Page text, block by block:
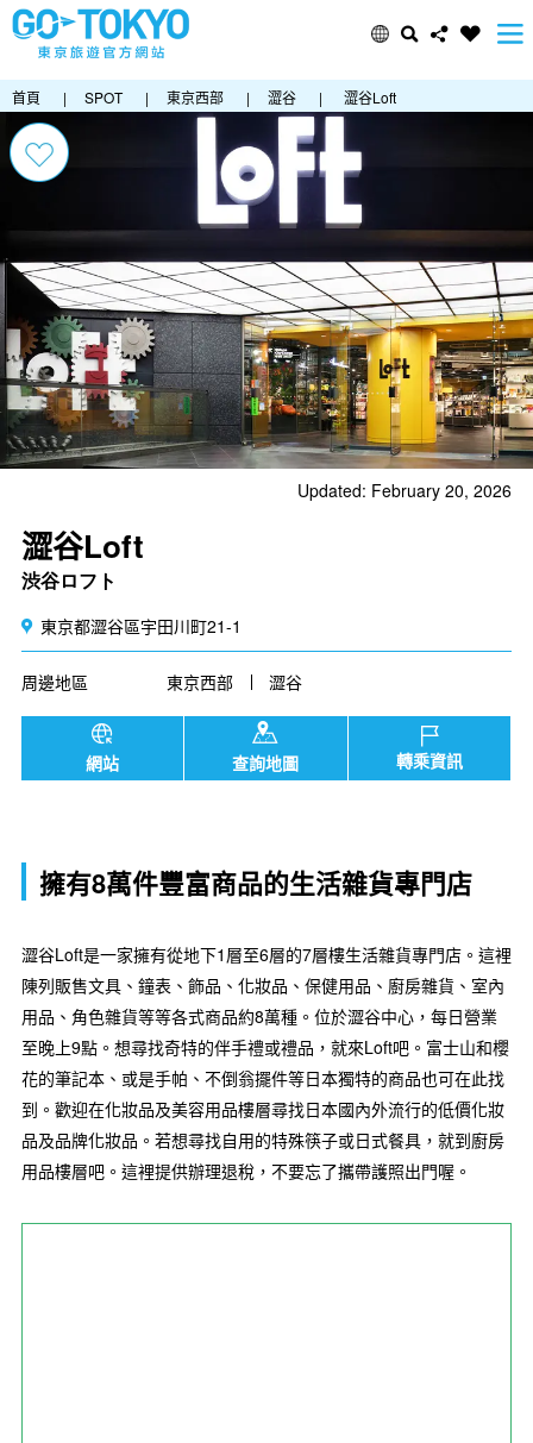
首頁 | SPOT | 東京西部 | 澀谷 | 澀谷Loft
Updated: February 20, 2026
澀谷Loft
渋谷ロフト
東京都澀谷區宇田川町21-1
周邊地區 東京西部 澀谷
網站 查詢地圖 轉乘資訊
擁有8萬件豐富商品的生活雜貨專門店
澀谷Loft是一家擁有從地下1層至6層的7層樓生活雜貨專門店。這裡
陳列販售文具、鐘表、飾品、化妝品、保健用品、廚房雜貨、室內
用品、角色雜貨等等各式商品約8萬種。位於澀谷中心，每日營業
至晚上9點。想尋找奇特的伴手禮或禮品，就來Loft吧。富士山和櫻
花的筆記本、或是手帕、不倒翁擺件等日本獨特的商品也可在此找
到。歡迎在化妝品及美容用品樓層尋找日本國內外流行的低價化妝
品及品牌化妝品。若想尋找自用的特殊筷子或日式餐具，就到廚房
用品樓層吧。這裡提供辦理退稅，不要忘了攜帶護照出門喔。